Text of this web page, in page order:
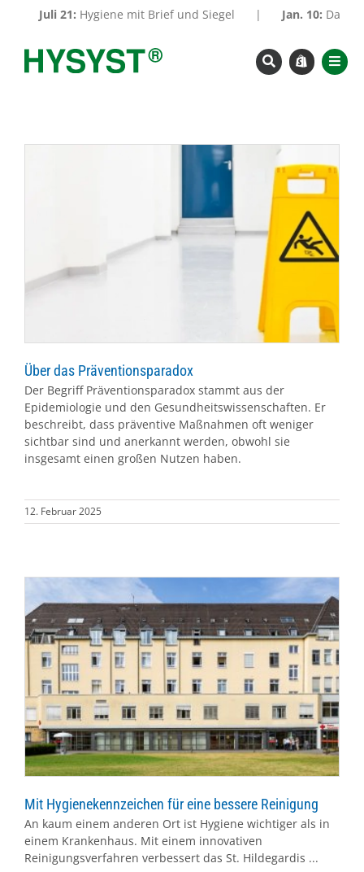
Hygiene mit Brief und Siegel | Jan. 10: Das sichtbare
Über das Präventionsparadox
Der Begriff Präventionsparadox stammt aus der
Epidemiologie und den Gesundheitswissenschaften. Er
beschreibt, dass präventive Maßnahmen oft weniger
sichtbar sind und anerkannt werden, obwohl sie
insgesamt einen großen Nutzen haben.
12. Februar 2025
Mit Hygienekennzeichen für eine bessere Reinigung
An kaum einem anderen Ort ist Hygiene wichtiger als in
einem Krankenhaus. Mit einem innovativen
Reinigungsverfahren verbessert das St. Hildegardis ...